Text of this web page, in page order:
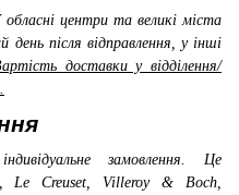
центри та великі міста
після відправлення, у інші
доставки у відділення/
замовлення. Це
Le Creuset, Villeroy & Boch,